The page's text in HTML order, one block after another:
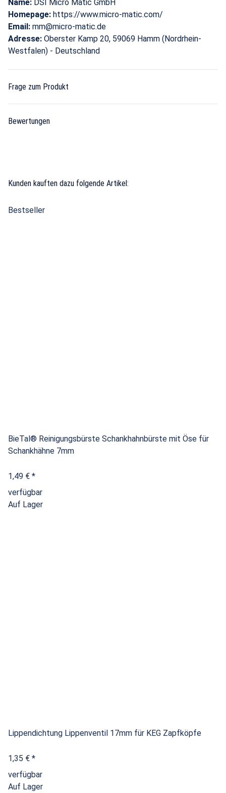
Name: DSI Micro Matic GmbH
Homepage: https://www.micro-matic.com/
Email: mm@micro-matic.de
Adresse: Oberster Kamp 20, 59069 Hamm (Nordrhein-
Westfalen) - Deutschland
Frage zum Produkt
Bewertungen
Kunden kauften dazu folgende Artikel:
Bestseller
BieTal® Reinigungsbürste Schankhahnbürste mit Öse für
Schankhähne 7mm
1,49 € *
verfügbar
Auf Lager
Lippendichtung Lippenventil 17mm für KEG Zapfköpfe
1,35 € *
verfügbar
Auf Lager